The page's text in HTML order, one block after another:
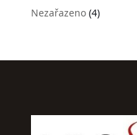
Nezařazeno(4)